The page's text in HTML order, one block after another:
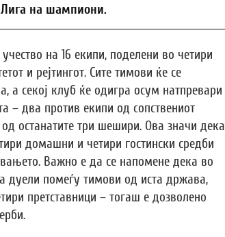
на шампиони.
на 16 екипи, поделени во четири
и рејтингот. Сите тимови ќе се
а секој клуб ќе одигра осум натпревари
– два против екипи од сопствениот
останатите три шешири. Ова значи дека
домашни и четири гостински средби
Важно е да се напомене дека во
дуели помеѓу тимови од иста држава,
претставници – тогаш е дозволено